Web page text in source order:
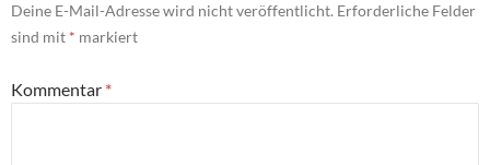
Deine E-Mail-Adresse wird nicht veröffentlicht. Erforderliche Felder
sind mit * markiert
Kommentar *